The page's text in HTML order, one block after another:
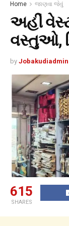
Home જાણવા જેવું
અહીં
વસ્તુઓ,
by Jobakudiadmin
615
SHARES